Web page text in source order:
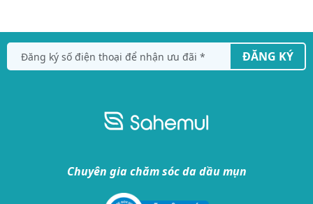
ĐĂNG KÝ
Chuyên gia chăm sóc da dầu mụn